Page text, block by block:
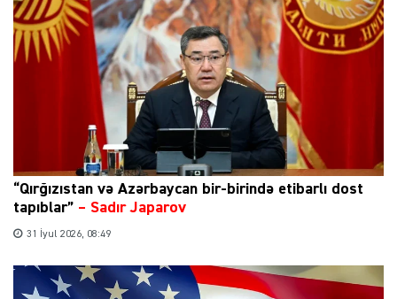
“Qırğızıstan və Azərbaycan bir-birində etibarlı dost
tapıblar” – Sadır Japarov
31 İyul 2026, 08:49